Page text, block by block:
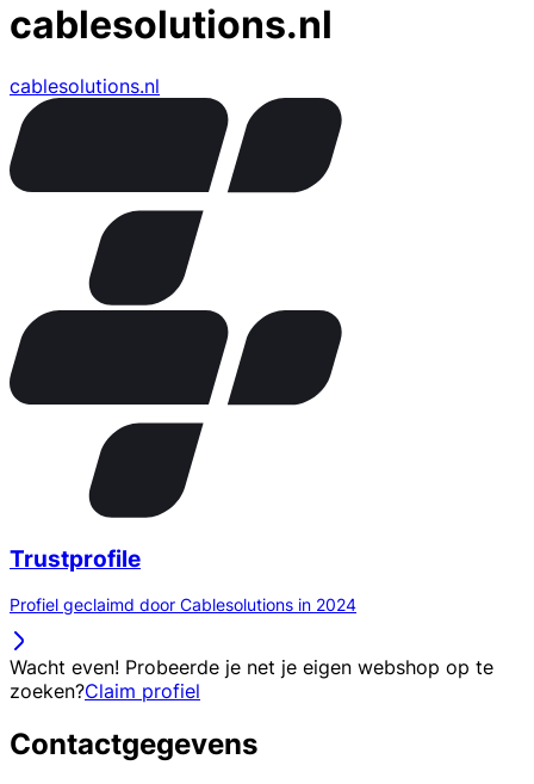
cablesolutions.nl
cablesolutions.nl
Trustprofile
Profiel geclaimd door Cablesolutions in 2024
Wacht even! Probeerde je net je eigen webshop op te
zoeken?Claim profiel
Contactgegevens